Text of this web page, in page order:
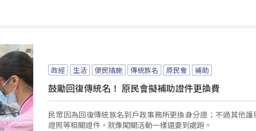
政經 生活 便民措施 傳統族名 原民會 補助
鼓勵回復傳統名！ 原民會擬補助證件更換費
民眾因為回復傳統族名到戶政事務所更換身分證；不過其他護
證照等相關證件，就像闖關活動一樣還要到處跑。